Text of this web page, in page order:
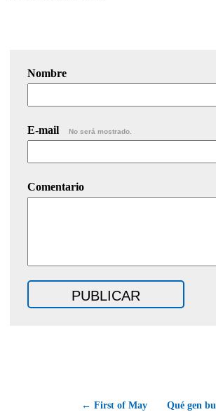
Nombre
E-mail No será mostrado.
Comentario
← First of May Qué gen